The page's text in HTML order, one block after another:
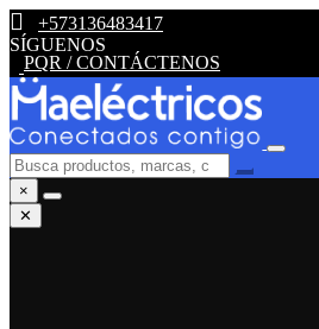
+573136483417
SÍGUENOS
PQR / CONTÁCTENOS
×
✕